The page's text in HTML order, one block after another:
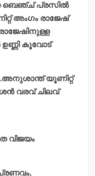
ബെഞ്ച് പ്രസില്‍
അംഗം രാജേഷ്
കൂവോട്
യൂണിറ്റ്
വരവ് ചിലവ്
വിജയം